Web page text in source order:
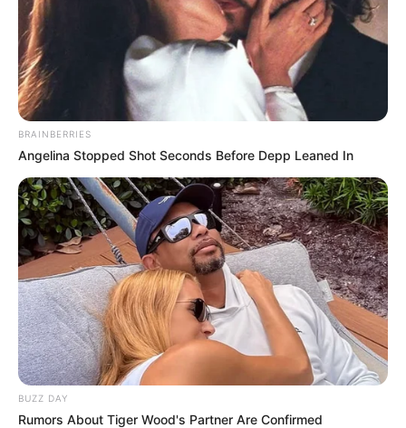
BRAINBERRIES
Angelina Stopped Shot Seconds Before Depp Leaned In
BUZZ DAY
Rumors About Tiger Wood's Partner Are Confirmed